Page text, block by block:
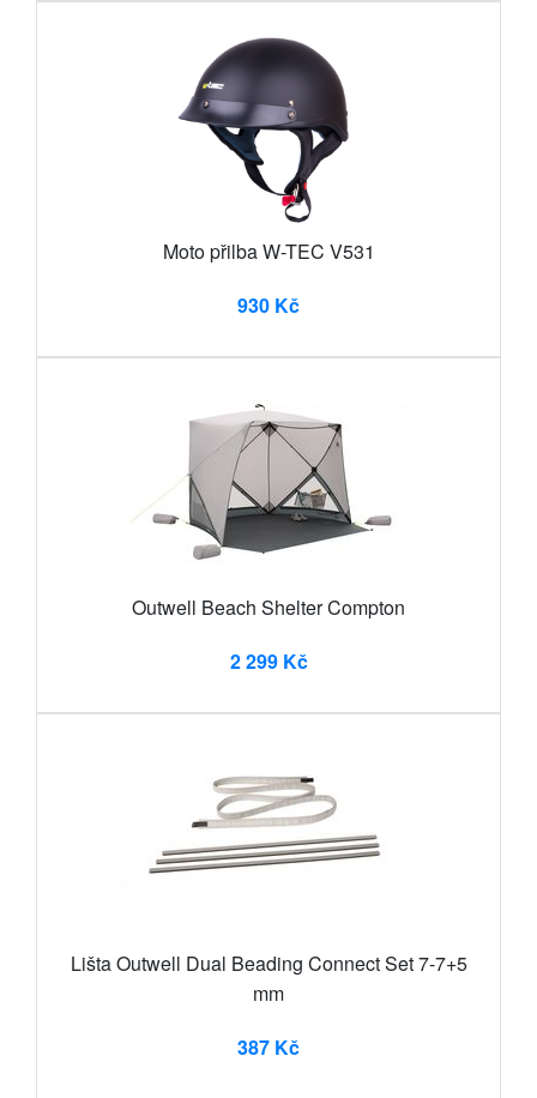
Moto přilba W-TEC V531
930 Kč
Outwell Beach Shelter Compton
2 299 Kč
Lišta Outwell Dual Beading Connect Set 7-7+5
mm
387 Kč